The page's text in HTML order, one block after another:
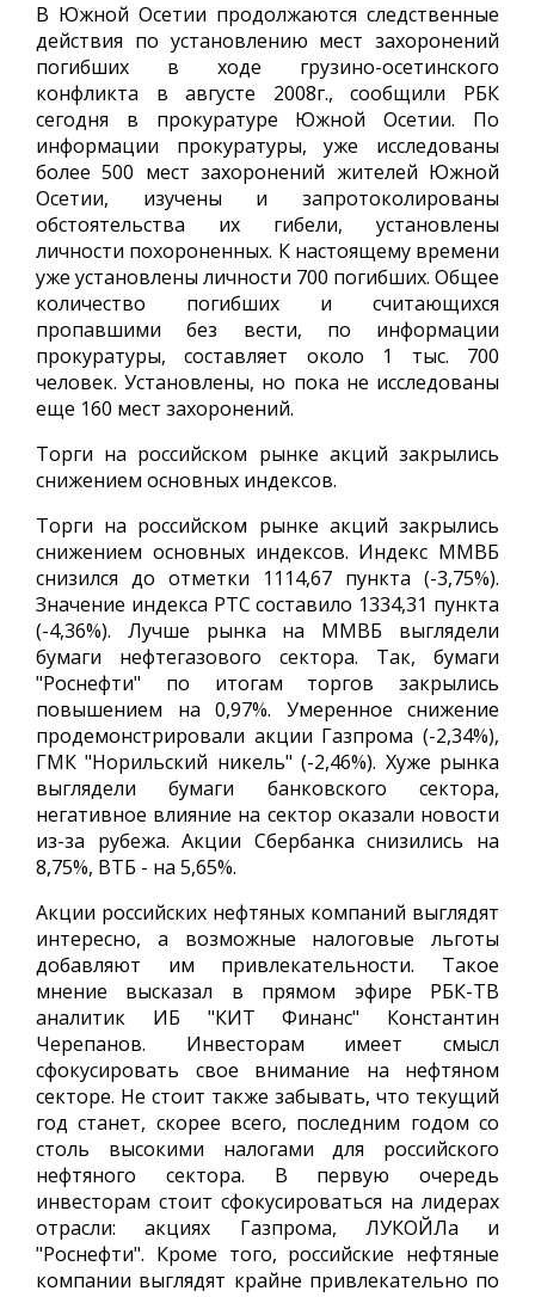
В Южной Осетии продолжаются следственные
действия по установлению мест захоронений
погибших в ходе грузино-осетинского
конфликта в августе 2008г., сообщили РБК
сегодня в прокуратуре Южной Осетии. По
информации прокуратуры, уже исследованы
более 500 мест захоронений жителей Южной
Осетии, изучены и запротоколированы
обстоятельства их гибели, установлены
личности похороненных. К настоящему времени
уже установлены личности 700 погибших. Общее
количество погибших и считающихся
пропавшими без вести, по информации
прокуратуры, составляет около 1 тыс. 700
человек. Установлены, но пока не исследованы
еще 160 мест захоронений.
Торги на российском рынке акций закрылись
снижением основных индексов.
Торги на российском рынке акций закрылись
снижением основных индексов. Индекс ММВБ
снизился до отметки 1114,67 пункта (-3,75%).
Значение индекса РТС составило 1334,31 пункта
(-4,36%). Лучше рынка на ММВБ выглядели
бумаги нефтегазового сектора. Так, бумаги
"Роснефти" по итогам торгов закрылись
повышением на 0,97%. Умеренное снижение
продемонстрировали акции Газпрома (-2,34%),
ГМК "Норильский никель" (-2,46%). Хуже рынка
выглядели бумаги банковского сектора,
негативное влияние на сектор оказали новости
из-за рубежа. Акции Сбербанка снизились на
8,75%, ВТБ - на 5,65%.
Акции российских нефтяных компаний выглядят
интересно, а возможные налоговые льготы
добавляют им привлекательности. Такое
мнение высказал в прямом эфире РБК-ТВ
аналитик ИБ "КИТ Финанс" Константин
Черепанов. Инвесторам имеет смысл
сфокусировать свое внимание на нефтяном
секторе. Не стоит также забывать, что текущий
год станет, скорее всего, последним годом со
столь высокими налогами для российского
нефтяного сектора. В первую очередь
инвесторам стоит сфокусироваться на лидерах
отрасли: акциях Газпрома, ЛУКОЙЛа и
"Роснефти". Кроме того, российские нефтяные
компании выглядят крайне привлекательно по